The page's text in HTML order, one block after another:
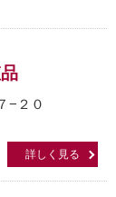
−２０
詳しく見る